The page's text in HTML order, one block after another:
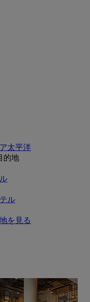
太平洋
的地
ル
を見る